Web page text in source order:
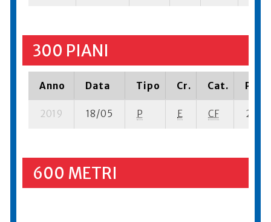
300 PIANI
Anno Data Tipo Cr. Cat.
2019 18/05 P E CF 2 se-
600 METRI